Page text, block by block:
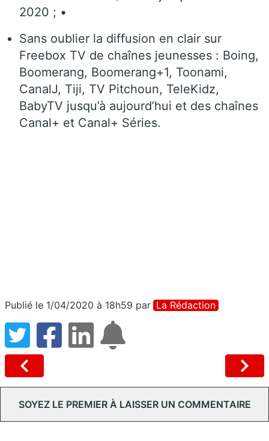
2020 ; •
Sans oublier la diffusion en clair sur
Freebox TV de chaînes jeunesses : Boing,
Boomerang, Boomerang+1, Toonami,
CanalJ, Tiji, TV Pitchoun, TeleKidz,
BabyTV jusqu’à aujourd’hui et des chaînes
Canal+ et Canal+ Séries.
Publié le 1/04/2020 à 18h59 par La Rédaction
SOYEZ LE PREMIER À LAISSER UN COMMENTAIRE